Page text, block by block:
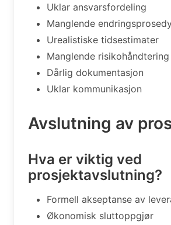
Uklar ansvarsfordeling
Manglende
Urealistiske tidsestimater
Manglende risikohåndtering
Dårlig dokumentasjon
Uklar kommunikasjon
Avslutning av
Hva er viktig ved
prosjektavslutning?
Formell akseptanse av
Økonomisk sluttoppgjør